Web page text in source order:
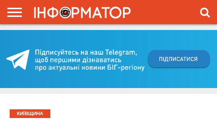
ПРОЄКТ
КИЇВЩИНА